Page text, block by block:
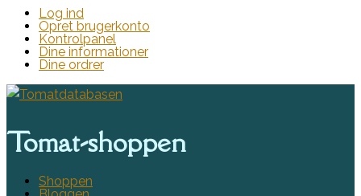
Log ind
Opret brugerkonto
Kontrolpanel
Dine informationer
Dine ordrer
Tomat-shoppen
Shoppen